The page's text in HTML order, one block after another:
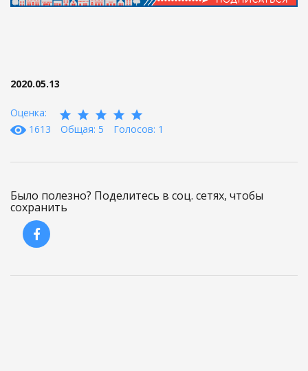
2020.05.13
Оценка:
1613
Общая: 5 Голосов: 1
Было полезно? Поделитесь в соц. сетях, чтобы
сохранить